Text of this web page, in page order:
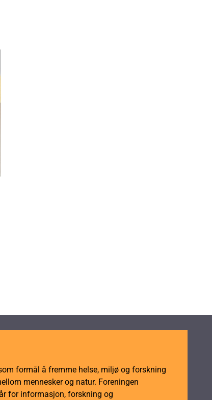
formål å fremme helse, miljø og forskning
mennesker og natur. Foreningen
for informasjon, forskning og